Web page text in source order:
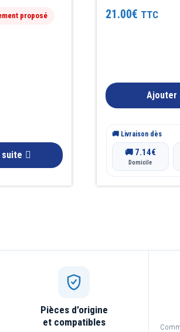
proposé
suite
21.00€ TTC
Ajouter
🚚 Livraison dès
🚚 7.14€
Domicile
Pièces d’origine
et compatibles